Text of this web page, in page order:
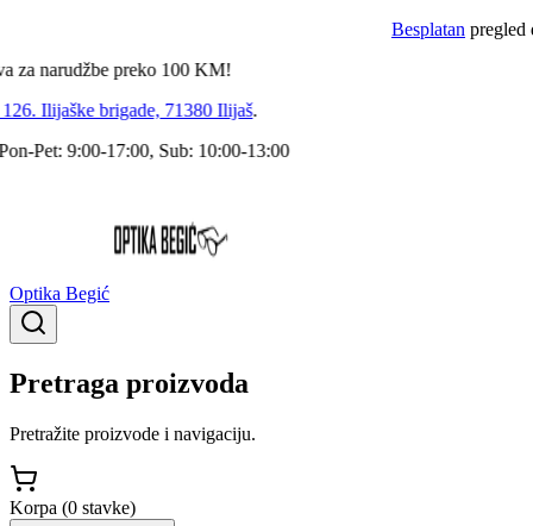
Besplatan pregled
narudžbe preko 100 KM!
Ilijaške brigade, 71380 Ilijaš.
9:00-17:00, Sub: 10:00-13:00
Optika Begić
Pretraga proizvoda
Pretražite proizvode i navigaciju.
Korpa (0 stavke)